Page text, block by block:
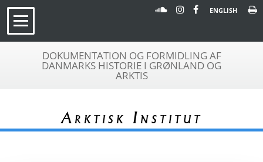
ENGLISH
DOKUMENTATION OG FORMIDLING AF
DANMARKS HISTORIE I GRØNLAND OG
ARKTIS
Arktisk Institut